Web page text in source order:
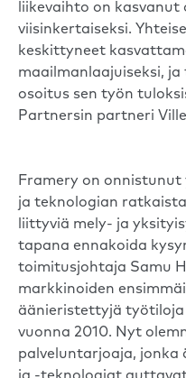
liikevaihto on kasvanut
viisinkertaiseksi.
keskittyneet
maailmanlaajuiseksi,
osoitus sen työn
Partnersin partneri
Framery on
ja teknologian
liittyviä mely- ja
tapana ennakoida
toimitusjohtaja Samu
markkinoiden
äänieristettyjä
vuonna 2010. Nyt
palveluntarjoaja,